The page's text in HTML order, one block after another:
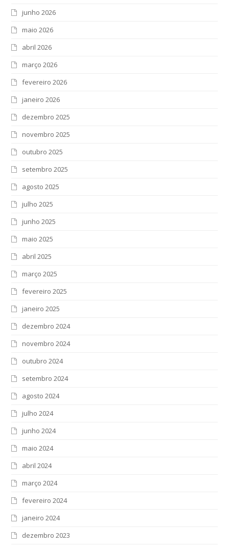
junho 2026
maio 2026
abril 2026
março 2026
fevereiro 2026
janeiro 2026
dezembro 2025
novembro 2025
outubro 2025
setembro 2025
agosto 2025
julho 2025
junho 2025
maio 2025
abril 2025
março 2025
fevereiro 2025
janeiro 2025
dezembro 2024
novembro 2024
outubro 2024
setembro 2024
agosto 2024
julho 2024
junho 2024
maio 2024
abril 2024
março 2024
fevereiro 2024
janeiro 2024
dezembro 2023